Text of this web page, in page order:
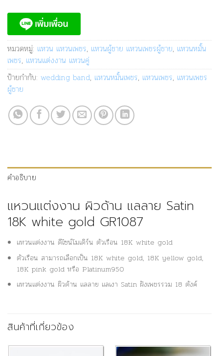
หมวดหมู่: แหวน แหวนเพชร, แหวนผู้ชาย แหวนเพชรผู้ชาย, แหวนหมั้น
เพชร, แหวนแต่งงาน แหวนคู่
ป้ายกำกับ: wedding band, แหวนหมั้นเพชร, แหวนเพชร, แหวนเพชร
ผู้ชาย
คำอธิบาย
แหวนแต่งงาน ผิวด้าน แลลาย Satin
18K white gold GR1087
แหวนแต่งงาน ดีไซน์โมเดิร์น ตัวเรือน 18K white gold
ตัวเรือน สามารถเลือกเป็น 18K white gold, 18K yellow gold,
18K pink gold หรือ Platinum950
แหวนแต่งงาน ผิวด้าน แลลาย แลเงา Satin ฝังเพชรรวม 18 ตังค์
สินค้าที่เกี่ยวข้อง